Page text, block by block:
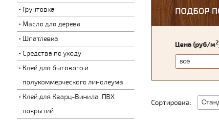
Грунтовка
Масло для дерева
Шпатлевка
Средства по уходу
Клей для бытового и
полукоммерческого линолеума
Клей для Кварц-Винила ,ПВХ
покрытий
ПОДБОР
Цена (руб/м2
Сортировка: